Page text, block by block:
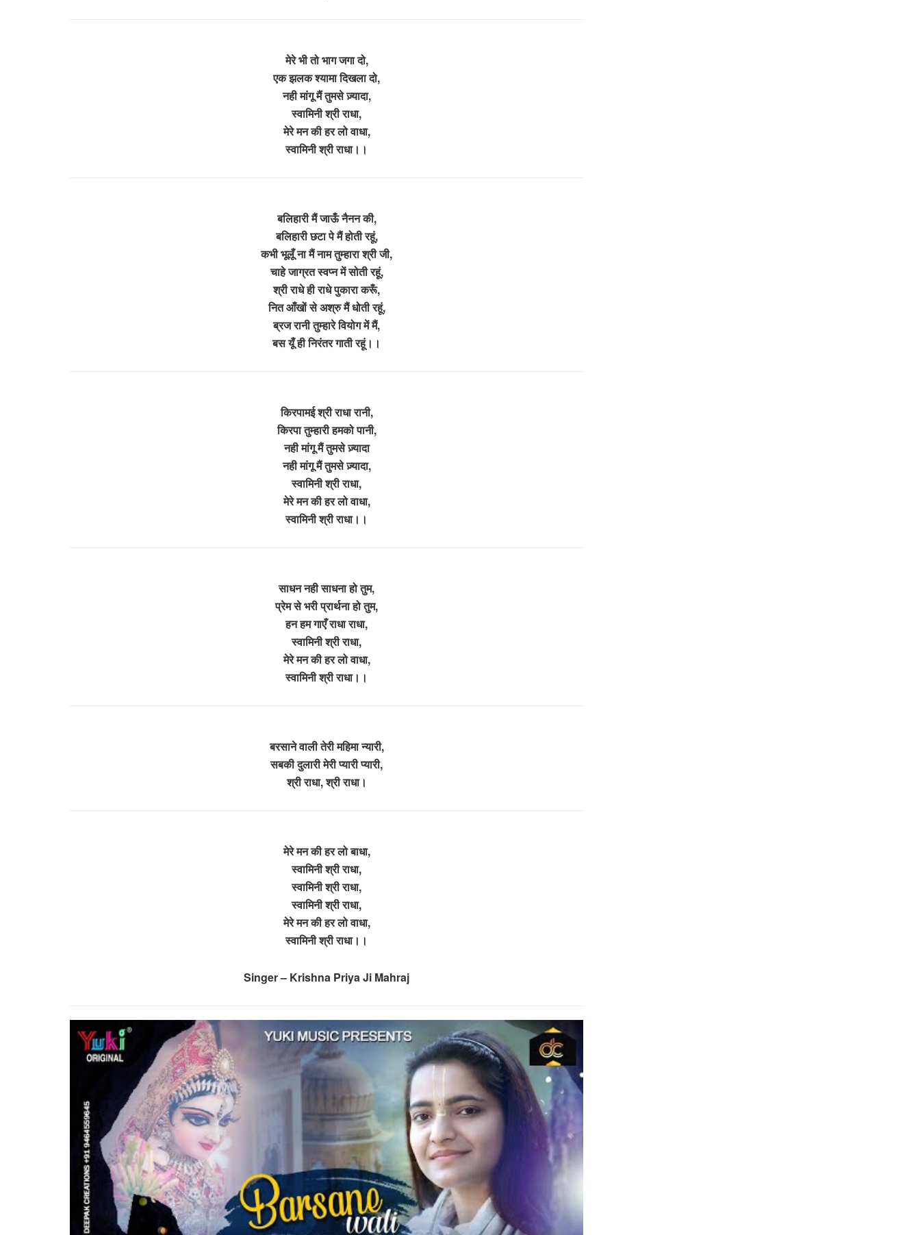
मेरे भी तो भाग जगा दो,
एक झलक श्यामा दिखला दो,
नही मांगू मैं तुमसे ज़्यादा,
स्वामिनी श्री राधा,
मेरे मन की हर लो वाधा,
स्वामिनी श्री राधा।।
बलिहारी मैं जाऊँ नैनन की,
बलिहारी छटा पे मैं होती रहूं,
कभी भूलूँ ना मैं नाम तुम्हारा श्री जी,
चाहे जाग्रत स्वप्न में सोती रहूं,
श्री राधे ही राधे पुकारा करूँ,
नित आँखों से अश्रु मैं धोती रहूं,
ब्रज रानी तुम्हारे वियोग में मैं,
बस यूँ ही निरंतर गाती रहूं।।
किरपामई श्री राधा रानी,
किरपा तुम्हारी हमको पानी,
नही मांगू मैं तुमसे ज़्यादा
नही मांगू मैं तुमसे ज़्यादा,
स्वामिनी श्री राधा,
मेरे मन की हर लो वाधा,
स्वामिनी श्री राधा।।
साधन नही साधना हो तुम,
प्रेम से भरी प्रार्थना हो तुम,
हन हम गाएँ राधा राधा,
स्वामिनी श्री राधा,
मेरे मन की हर लो वाधा,
स्वामिनी श्री राधा।।
बरसाने वाली तेरी महिमा न्यारी,
सबकी दुलारी मेरी प्यारी प्यारी,
श्री राधा, श्री राधा।
मेरे मन की हर लो बाधा,
स्वामिनी श्री राधा,
स्वामिनी श्री राधा,
स्वामिनी श्री राधा,
मेरे मन की हर लो वाधा,
स्वामिनी श्री राधा।।
Singer – Krishna Priya Ji Mahraj